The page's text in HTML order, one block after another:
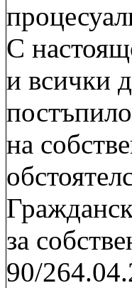
С
и всички
на
за
90/